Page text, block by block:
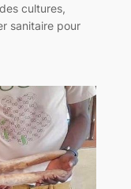
cultures,
sanitaire pour